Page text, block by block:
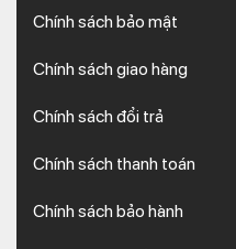
Chính sách bảo mật
Chính sách giao hàng
Chính sách đổi trả
Chính sách thanh toán
Chính sách bảo hành